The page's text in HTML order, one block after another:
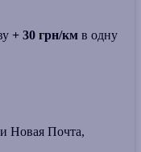
+ 30 грн/км в одну
Новая Почта,